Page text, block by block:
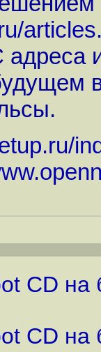
адреса
CD на
CD на